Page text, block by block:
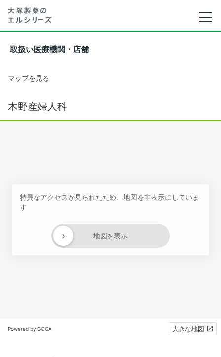
取扱い医療機関・店舗
マップを見る
木野産婦人科
特異なアクセスが見られたため、地図を非表示にしていま
す
地図を表示
›
Powered by GOGA 大きな地図